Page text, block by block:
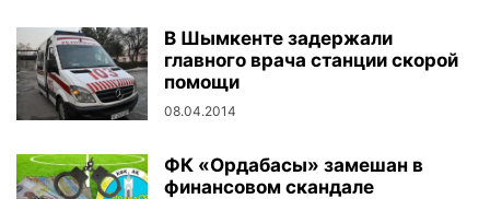
В Шымкенте задержали
главного врача станции скорой
помощи
08.04.2014
ФК «Ордабасы» замешан в
финансовом скандале